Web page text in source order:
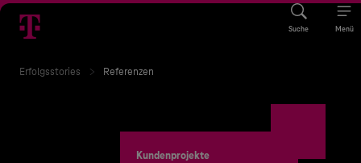
Suche Menü
Erfolgsstories Referenzen
Kundenprojekte